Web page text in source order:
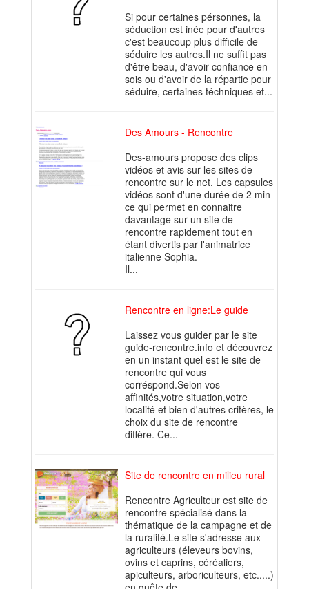
Si pour certaines pérsonnes, la
séduction est inée pour d'autres
c'est beaucoup plus difficile de
séduire les autres.Il ne suffit pas
d'être beau, d'avoir confiance en
sois ou d'avoir de la répartie pour
séduire, certaines téchniques et...
Des Amours - Rencontre
Des-amours propose des clips
vidéos et avis sur les sites de
rencontre sur le net. Les capsules
vidéos sont d'une durée de 2 min
ce qui permet en connaitre
davantage sur un site de
rencontre rapidement tout en
étant divertis par l'animatrice
italienne Sophia.
Il...
Rencontre en ligne:Le guide
Laissez vous guider par le site
guide-rencontre.info et découvrez
en un instant quel est le site de
rencontre qui vous
corréspond.Selon vos
affinités,votre situation,votre
localité et bien d'autres critères, le
choix du site de rencontre
diffère. Ce...
Site de rencontre en milieu rural
Rencontre Agriculteur est site de
rencontre spécialisé dans la
thématique de la campagne et de
la ruralité.Le site s'adresse aux
agriculteurs (éleveurs bovins,
ovins et caprins, céréaliers,
apiculteurs, arboriculteurs, etc.....)